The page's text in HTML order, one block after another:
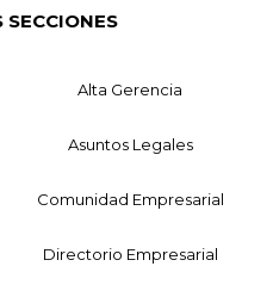
SECCIONES
Alta Gerencia
Asuntos Legales
Comunidad Empresarial
Directorio Empresarial